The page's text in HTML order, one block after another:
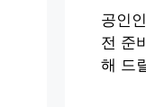
공인
전 준
해 드